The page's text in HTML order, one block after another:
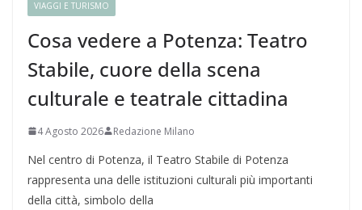
VIAGGI E TURISMO
Cosa vedere a Potenza: Teatro
Stabile, cuore della scena
culturale e teatrale cittadina
4 Agosto 2026 Redazione Milano
Nel centro di Potenza, il Teatro Stabile di Potenza
rappresenta una delle istituzioni culturali più importanti
della città, simbolo della